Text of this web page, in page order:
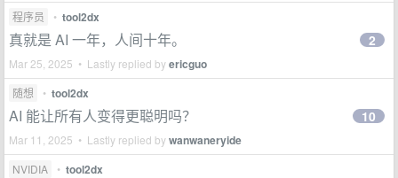
程序员 • tool2dx
真就是 AI 一年，人间十年。
Mar 25, 2025 • Lastly replied byericguo
2
随想 • tool2dx
AI 能让所有人变得更聪明吗？
Mar 11, 2025 • Lastly replied bywanwaneryide
10
NVIDIA • tool2dx